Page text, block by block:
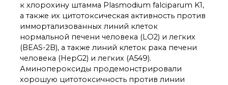
к хлорохину штамма Plasmodium falciparum K1,
а также их цитотоксическая активность против
иммортализованных линий клеток
нормальной печени человека (LO2) и легких
(BEAS-2B), а также линий клеток рака печени
человека (HepG2) и легких (A549).
Аминопероксиды продемонстрировали
хорошую цитотоксичность против линии